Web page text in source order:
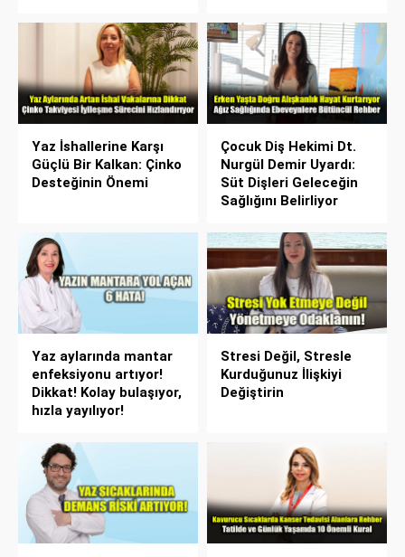
Yaz İshallerine Karşı
Güçlü Bir Kalkan: Çinko
Desteğinin Önemi
Çocuk Diş Hekimi Dt.
Nurgül Demir Uyardı:
Süt Dişleri Geleceğin
Sağlığını Belirliyor
Yaz aylarında mantar
enfeksiyonu artıyor!
Dikkat! Kolay bulaşıyor,
hızla yayılıyor!
Stresi Değil, Stresle
Kurduğunuz İlişkiyi
Değiştirin